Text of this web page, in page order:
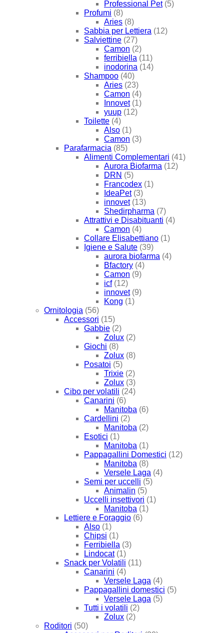
Professional Pet (5)
Profumi (8)
Aries (8)
Sabbia per Lettiera (12)
Salviettine (27)
Camon (2)
ferribiella (11)
inodorina (14)
Shampoo (40)
Aries (23)
Camon (4)
Innovet (1)
yuup (12)
Toilette (4)
Also (1)
Camon (3)
Parafarmacia (85)
Alimenti Complementari (41)
Aurora Biofarma (12)
DRN (5)
Francodex (1)
IdeaPet (3)
innovet (13)
Shedirpharma (7)
Attrattivi e Disabituanti (4)
Camon (4)
Collare Elisabettiano (1)
Igiene e Salute (39)
aurora biofarma (4)
Bfactory (4)
Camon (9)
icf (12)
innovet (9)
Kong (1)
Ornitologia (56)
Accessori (15)
Gabbie (2)
Zolux (2)
Giochi (8)
Zolux (8)
Posatoi (5)
Trixie (2)
Zolux (3)
Cibo per volatili (24)
Canarini (6)
Manitoba (6)
Cardellini (2)
Manitoba (2)
Esotici (1)
Manitoba (1)
Pappagallini Domestici (12)
Manitoba (8)
Versele Laga (4)
Semi per uccelli (5)
Animalin (5)
Uccelli insettivori (1)
Manitoba (1)
Lettiere e Foraggio (6)
Also (1)
Chipsi (1)
Ferribiella (3)
Lindocat (1)
Snack per Volatili (11)
Canarini (4)
Versele Laga (4)
Pappagallini domestici (5)
Versele Laga (5)
Tutti i volatili (2)
Zolux (2)
Roditori (50)